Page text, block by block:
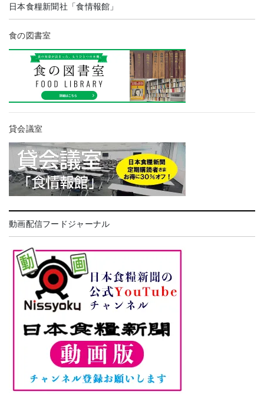
日本食糧新聞社「食情報館」
食の図書室
貸会議室
動画配信フードジャーナル